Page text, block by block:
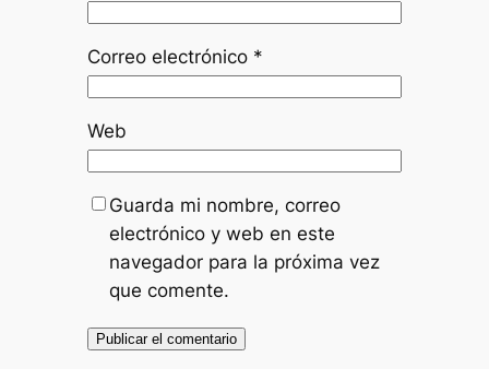
Correo electrónico *
Web
Guarda mi nombre, correo
electrónico y web en este
navegador para la próxima vez
que comente.